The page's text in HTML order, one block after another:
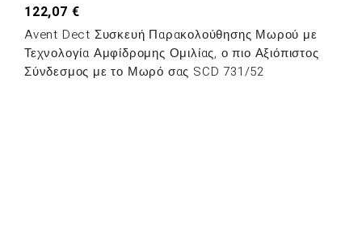
122,07 €
Avent Dect Συσκευή Παρακολούθησης Μωρού με
Τεχνολογία Αμφίδρομης Ομιλίας, ο πιο Αξιόπιστος
Σύνδεσμος με το Μωρό σας SCD 731/52